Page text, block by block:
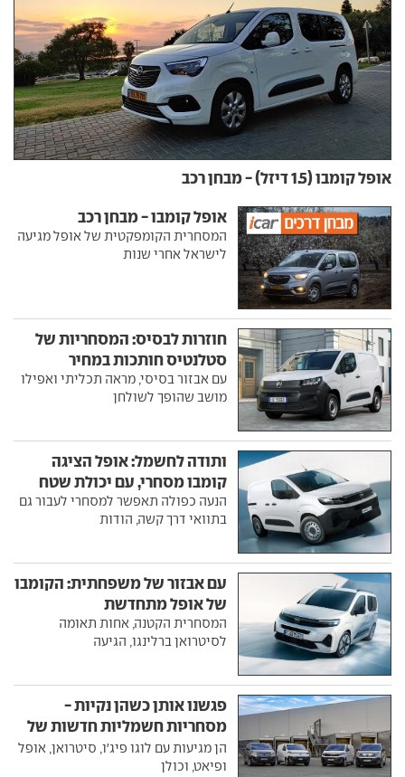
אופל קומבו (1.5 דיזל) - מבחן רכב
אופל קומבו - מבחן רכב
המסחרית הקומפקטית של אופל מגיעה
לישראל אחרי שנות
חוזרות לבסיס: המסחריות של
סטלנטיס חותכות במחיר
עם אבזור בסיסי, מראה תכליתי ואפילו
מושב שהופך לשולחן
ותודה לחשמל: אופל הציגה
קומבו מסחרי, עם יכולת שטח
הנעה כפולה תאפשר למסחרי לעבור גם
בתוואי דרך קשה, הודות
עם אבזור של משפחתית: הקומבו
של אופל מתחדשת
המסחרית הקטנה, אחות תאומה
לסיטרואן ברלינגו, הגיעה
פגשנו אותן כשהן נקיות -
מסחריות חשמליות חדשות של
סטלנטיס
הן מגיעות עם לוגו פיג'ו, סיטרואן, אופל
ופיאט, וכולן